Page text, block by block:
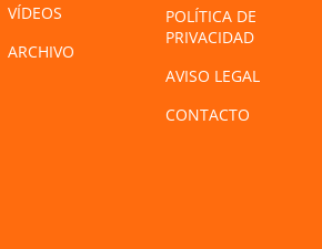
VÍDEOS
ARCHIVO
POLÍTICA DE
PRIVACIDAD
AVISO LEGAL
CONTACTO